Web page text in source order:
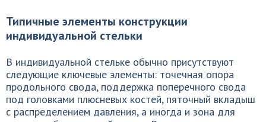
Типичные элементы конструкции
индивидуальной стельки
В индивидуальной стельке обычно присутствуют
следующие ключевые элементы: точечная опора
продольного свода, поддержка поперечного свода
под головками плюсневых костей, пяточный вкладыш
с распределением давления, а иногда и зона для